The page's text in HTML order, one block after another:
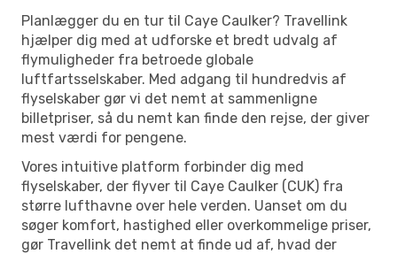
Planlægger du en tur til Caye Caulker? Travellink
hjælper dig med at udforske et bredt udvalg af
flymuligheder fra betroede globale
luftfartsselskaber. Med adgang til hundredvis af
flyselskaber gør vi det nemt at sammenligne
billetpriser, så du nemt kan finde den rejse, der giver
mest værdi for pengene.
Vores intuitive platform forbinder dig med
flyselskaber, der flyver til Caye Caulker (CUK) fra
større lufthavne over hele verden. Uanset om du
søger komfort, hastighed eller overkommelige priser,
gør Travellink det nemt at finde ud af, hvad der